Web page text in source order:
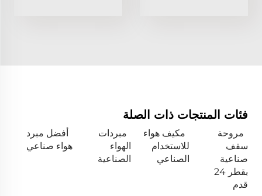
فئات المنتجات ذات الصلة
مروحة
سقف
صناعية
بقطر 24
قدم
مكيف هواء
للاستخدام
الصناعي
مبردات
الهواء
الصناعية
أفضل مبرد
هواء صناعي